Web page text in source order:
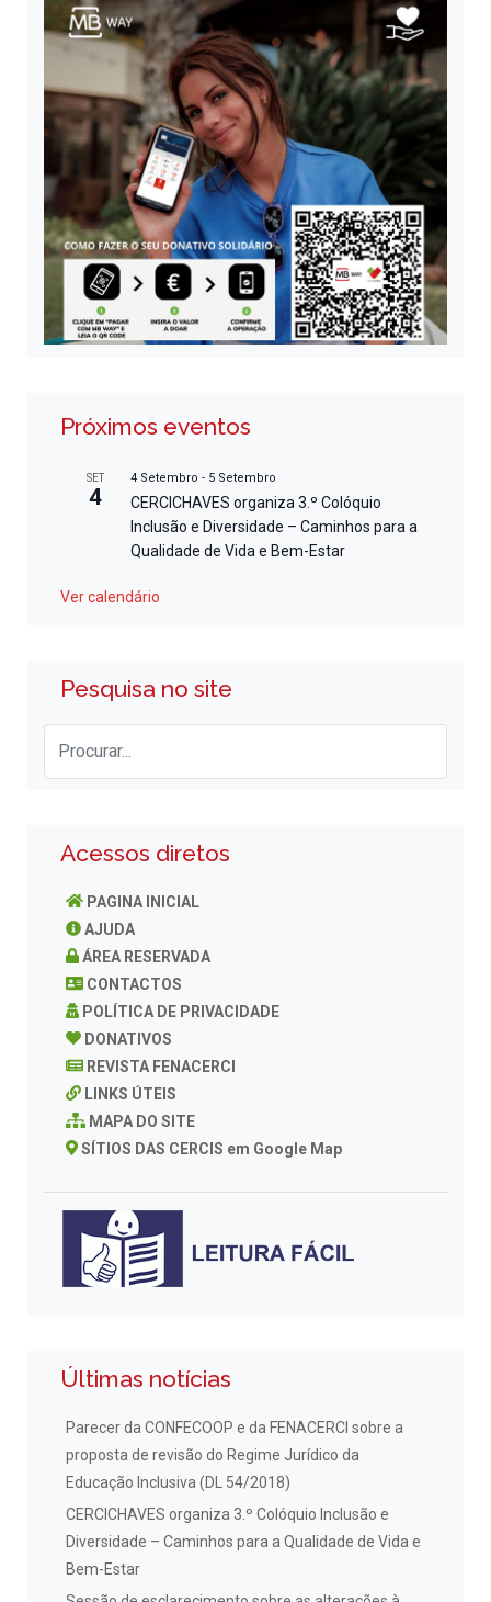
Próximos eventos
SET
4
4 Setembro - 5 Setembro
CERCICHAVES organiza 3.º Colóquio
Inclusão e Diversidade – Caminhos para a
Qualidade de Vida e Bem-Estar
Ver calendário
Pesquisa no site
Acessos diretos
PAGINA INICIAL
AJUDA
ÁREA RESERVADA
CONTACTOS
POLÍTICA DE PRIVACIDADE
DONATIVOS
REVISTA FENACERCI
LINKS ÚTEIS
MAPA DO SITE
SÍTIOS DAS CERCIS em Google Map
Últimas notícias
Parecer da CONFECOOP e da FENACERCI sobre a
proposta de revisão do Regime Jurídico da
Educação Inclusiva (DL 54/2018)
CERCICHAVES organiza 3.º Colóquio Inclusão e
Diversidade – Caminhos para a Qualidade de Vida e
Bem-Estar